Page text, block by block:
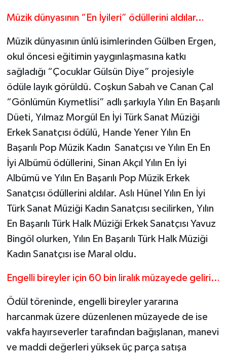
Müzik dünyasının “En İyileri” ödüllerini aldılar…
Müzik dünyasının ünlü isimlerinden Gülben Ergen,
okul öncesi eğitimin yaygınlaşmasına katkı
sağladığı “Çocuklar Gülsün Diye” projesiyle
ödüle layık görüldü. Coşkun Sabah ve Canan Çal
“Gönlümün Kıymetlisi” adlı şarkıyla Yılın En Başarılı
Düeti, Yılmaz Morgül En İyi Türk Sanat Müziği
Erkek Sanatçısı ödülü, Hande Yener Yılın En
Başarılı Pop Müzik Kadın Sanatçısı ve Yılın En En
İyi Albümü ödüllerini, Sinan Akçıl Yılın En İyi
Albümü ve Yılın En Başarılı Pop Müzik Erkek
Sanatçısı ödüllerini aldılar. Aslı Hünel Yılın En İyi
Türk Sanat Müziği Kadın Sanatçısı secilirken, Yılın
En Başarılı Türk Halk Müziği Erkek Sanatçısı Yavuz
Bingöl olurken, Yılın En Başarılı Türk Halk Müziği
Kadın Sanatçısı ise Maral oldu.
Engelli bireyler için 60 bin liralık müzayede geliri…
Ödül töreninde, engelli bireyler yararına
harcanmak üzere düzenlenen müzayede de ise
vakfa hayırseverler tarafından bağışlanan, manevi
ve maddi değerleri yüksek üç parça satışa